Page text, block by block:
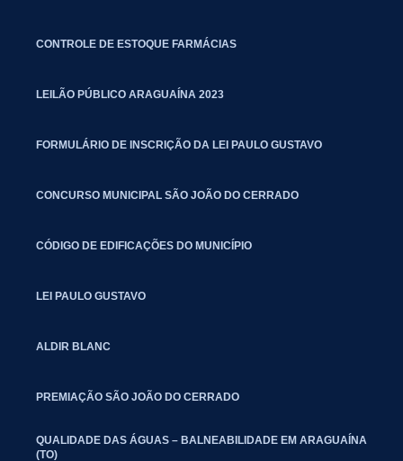
CONTROLE DE ESTOQUE FARMÁCIAS
LEILÃO PÚBLICO ARAGUAÍNA 2023
FORMULÁRIO DE INSCRIÇÃO DA LEI PAULO GUSTAVO
CONCURSO MUNICIPAL SÃO JOÃO DO CERRADO
CÓDIGO DE EDIFICAÇÕES DO MUNICÍPIO
LEI PAULO GUSTAVO
ALDIR BLANC
PREMIAÇÃO SÃO JOÃO DO CERRADO
QUALIDADE DAS ÁGUAS – BALNEABILIDADE EM ARAGUAÍNA
(TO)